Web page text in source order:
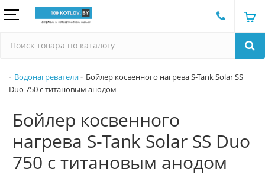
Водонагреватели
Бойлер косвенного нагрева S-Tank Solar SS
Duo 750 с титановым анодом
Бойлер косвенного
нагрева S-Tank Solar SS Duo
750 с титановым анодом